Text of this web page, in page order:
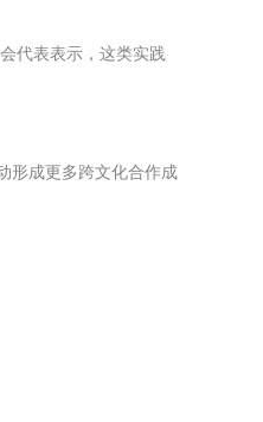
代表表示，这类实践
形成更多跨文化合作成